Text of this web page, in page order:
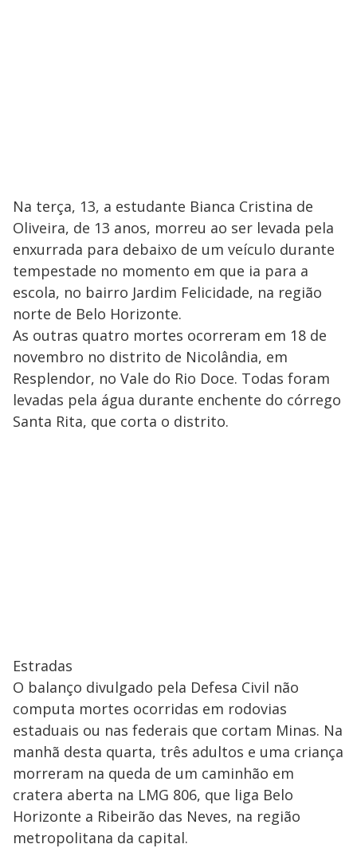
Na terça, 13, a estudante Bianca Cristina de
Oliveira, de 13 anos, morreu ao ser levada pela
enxurrada para debaixo de um veículo durante
tempestade no momento em que ia para a
escola, no bairro Jardim Felicidade, na região
norte de Belo Horizonte.
As outras quatro mortes ocorreram em 18 de
novembro no distrito de Nicolândia, em
Resplendor, no Vale do Rio Doce. Todas foram
levadas pela água durante enchente do córrego
Santa Rita, que corta o distrito.
Estradas
O balanço divulgado pela Defesa Civil não
computa mortes ocorridas em rodovias
estaduais ou nas federais que cortam Minas. Na
manhã desta quarta, três adultos e uma criança
morreram na queda de um caminhão em
cratera aberta na LMG 806, que liga Belo
Horizonte a Ribeirão das Neves, na região
metropolitana da capital.